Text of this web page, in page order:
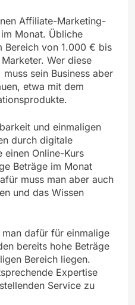
Affiliate-Marketing-
Monat. Übliche
Bereich von 1.000 € bis
Wer diese
sein Business aber
etwa mit dem
und einmaligen
durch digitale
Online-Kurs
Beträge im Monat
muss man aber auch
und das Wissen
dafür für einmalige
bereits hohe Beträge
Bereich liegen.
Expertise
Service zu